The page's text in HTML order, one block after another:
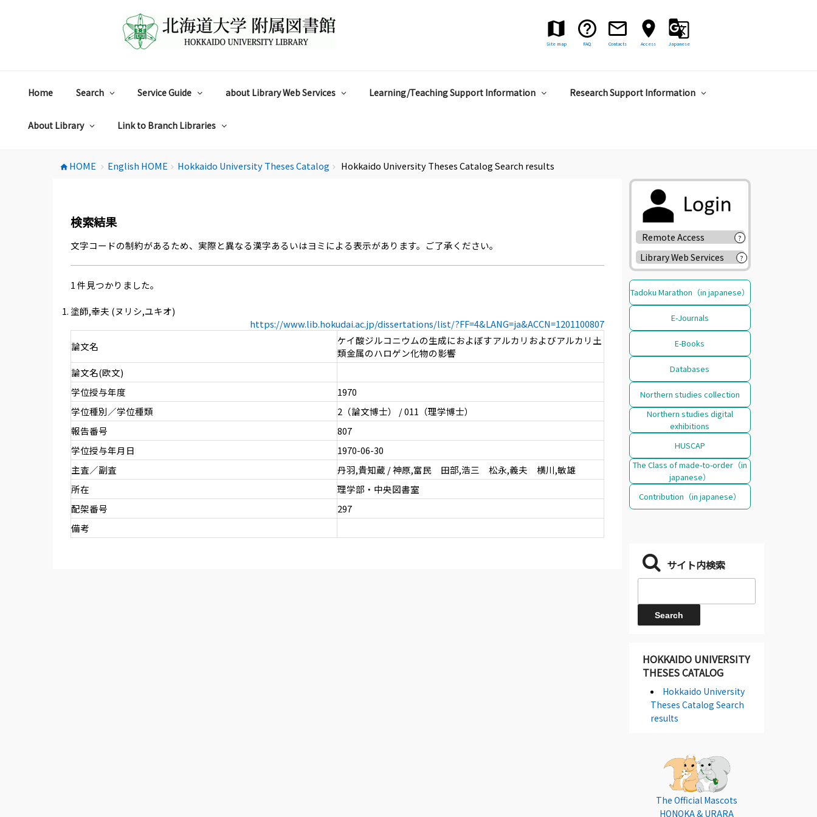
Site map FAQ Contacts Access Japanese
Home Search Service Guide about Library Web Services Learning/Teaching Support Information Research Support Information
About Library Link to Branch Libraries
home HOME chevron_right English HOME chevron_right Hokkaido University Theses Catalog chevron_right Hokkaido University Theses Catalog Search results
検索結果
文字コードの制約があるため、実際と異なる漢字あるいはヨミによる表示があります。ご了承ください。
1 件見つかりました。
塗師,幸夫 (ヌリシ,ユキオ)
https://www.lib.hokudai.ac.jp/dissertations/list/?FF=4&LANG=ja&ACCN=1201100807
論文名
ケイ酸ジルコニウムの生成におよぼすアルカリおよびアルカリ土
類金属のハロゲン化物の影響
論文名(欧文)
学位授与年度
1970
学位種別／学位種類
2（論文博士） / 011（理学博士）
報告番号
807
学位授与年月日
1970-06-30
主査／副査
丹羽,貴知蔵 / 神原,富民 田部,浩三 松永,義夫 横川,敏雄
所在
理学部・中央図書室
配架番号
297
備考
Remote Access ?
Library Web Services ?
Tadoku Marathon（in japanese）
E-Journals
E-Books
Databases
Northern studies collection
Northern studies digital
exhibitions
HUSCAP
The Class of made-to-order（in
japanese）
Contribution（in japanese）
サイト内検索
HOKKAIDO UNIVERSITY
THESES CATALOG
Hokkaido University
Theses Catalog Search
results
The Official Mascots
HONOKA & URARA